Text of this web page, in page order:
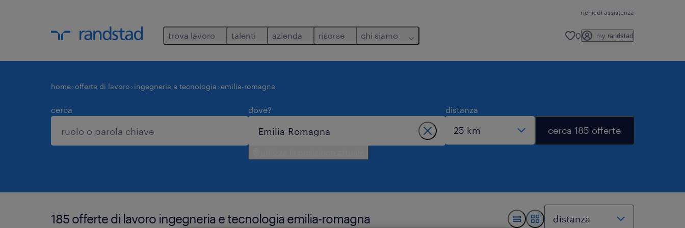
richiedi assistenza
trova lavoro talenti azienda risorse chi siamo 0 my randstad
home offerte di lavoro ingegneria e tecnologia emilia-romagna
cerca dove? distanza
cerca 185 offerte
185 offerte di lavoro ingegneria e tecnologia emilia-romagna